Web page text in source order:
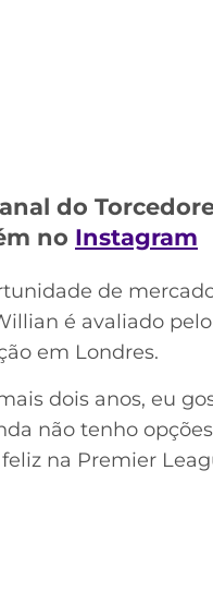
do
no Instagram
de
é avaliado
em Londres.
dois anos, eu
não tenho
na Premier